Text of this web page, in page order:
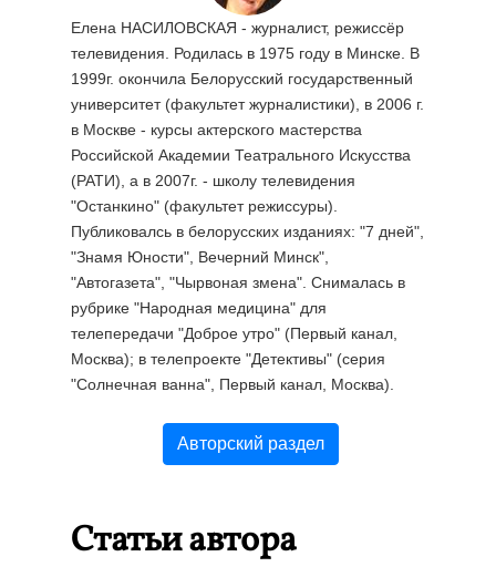
Елена НАСИЛОВСКАЯ - журналист, режиссёр
телевидения. Родилась в 1975 году в Минске. В
1999г. окончила Белорусский государственный
университет (факультет журналистики), в 2006 г.
в Москве - курсы актерского мастерства
Российской Академии Театрального Искусства
(РАТИ), а в 2007г. - школу телевидения
"Останкино" (факультет режиссуры).
Публиковалсь в белорусских изданиях: "7 дней",
"Знамя Юности", Вечерний Минск",
"Автогазета", "Чырвоная змена". Снималась в
рубрике "Народная медицина" для
телепередачи "Доброе утро" (Первый канал,
Москва); в телепроекте "Детективы" (серия
"Солнечная ванна", Первый канал, Москва).
Авторский раздел
Статьи автора